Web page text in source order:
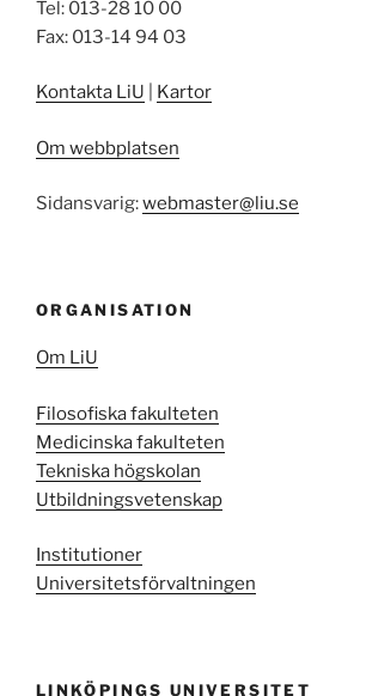
Tel: 013-28 10 00
Fax: 013-14 94 03
Kontakta LiU Kartor
Om webbplatsen
Sidansvarig:webmaster@liu.se
ORGANISATION
Om LiU
Filosofiska fakulteten
Medicinska fakulteten
Tekniska högskolan
Utbildningsvetenskap
Institutioner
Universitetsförvaltningen
LINKÖPINGS UNIVERSITET